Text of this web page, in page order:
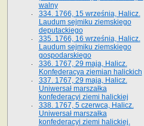
walny
334. 1766, 15 września, Halicz.
Laudum sejmiku ziemskiego
deputackiego
335. 1766, 16 września, Halicz.
Laudum sejmiku ziemskiego
gospodarskiego
336. 1767, 29 maja, Halicz.
Konfederacya ziemian halickich
337. 1767, 29 maja, Halicz.
Uniwersał marszałka
konfederacyi ziemi halickiej
338. 1767, 5 czerwca, Halicz.
Uniwersał marszałka
konfederacyi ziemi halickiej.